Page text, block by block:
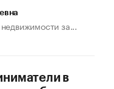
Как живет глава
за...
в